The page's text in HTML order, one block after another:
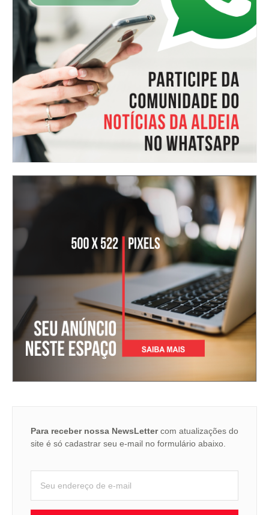
Para receber nossa NewsLettercom atualizações do
site é só cadastrar seu e-mail no formulário abaixo.